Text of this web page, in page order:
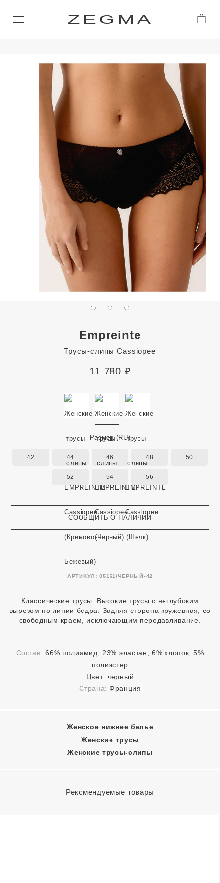
ZEGMA
Empreinte
Трусы-слипы Cassiopee
АРТИКУЛ:05151/ЧЕРНЫЙ-42
11 780 ₽
Размер(RU)
42 44 46 48 50
52 54 56
СООБЩИТЬ О НАЛИЧИИ
Классические трусы. Высокие трусы с неглубоким
вырезом по линии бедра. Задняя сторона кружевная, со
свободным краем, исключающим передавливание.
Состав:66% полиамид, 23% эластан, 6% хлопок, 5%
полиэстер
Цвет: черный
Страна: Франция
Женское нижнее белье
Женские трусы
Женские трусы-слипы
Рекомендуемые товары